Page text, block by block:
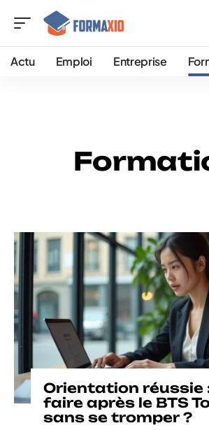
Actu Emploi Entreprise
Orientation réussie
faire après le BTS
sans se tromper ?